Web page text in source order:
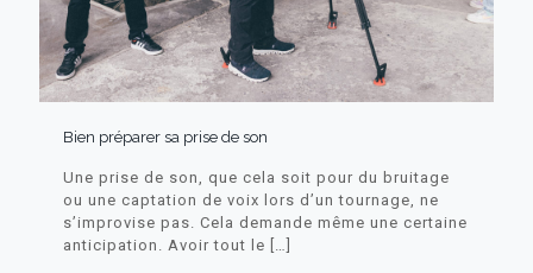
Bien préparer sa prise de son
Une prise de son, que cela soit pour du bruitage
ou une captation de voix lors d’un tournage, ne
s’improvise pas. Cela demande même une certaine
anticipation. Avoir tout le